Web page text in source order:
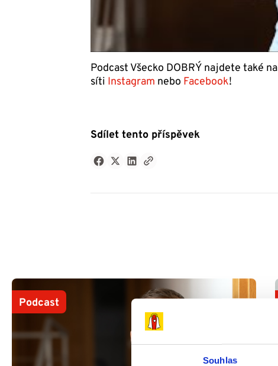
Souhlas
Podcast Všecko DOBRÝ najdete také na
síti Instagram nebo Facebook!
Sdílet tento příspěvek
Podcast